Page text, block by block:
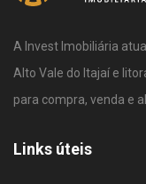
A Invest Imobiliária
Alto Vale do Itajaí e
para compra, venda e
Links úteis